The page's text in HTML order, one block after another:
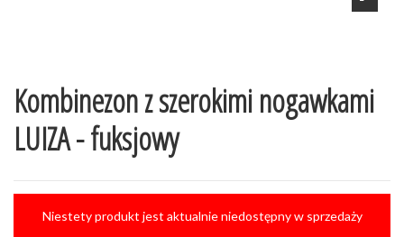
Kombinezon z szerokimi nogawkami
LUIZA - fuksjowy
Niestety produkt jest aktualnie niedostępny w sprzedaży